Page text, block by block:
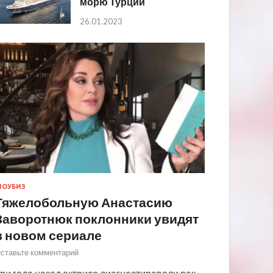
26.01.2023
Анастасию
поклонники увидят
новом сериале
комментарий